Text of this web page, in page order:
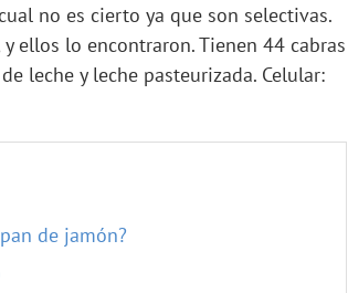
no es cierto ya que son selectivas.
ellos lo encontraron. Tienen 44 cabras
leche y leche pasteurizada. Celular:
de jamón?